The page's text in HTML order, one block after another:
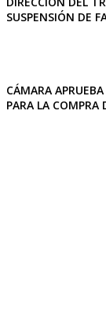
SUSPENSIÓN DE
CÁMARA
PARA LA COMPRA